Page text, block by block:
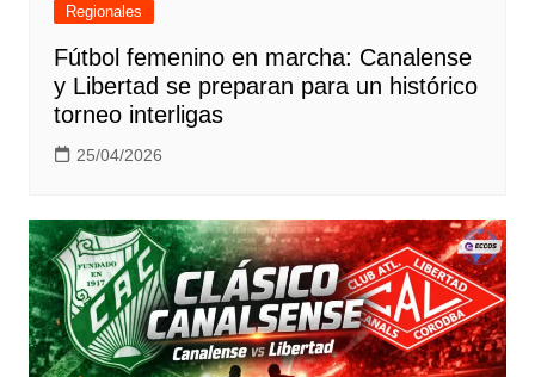
Regionales
Fútbol femenino en marcha: Canalense
y Libertad se preparan para un histórico
torneo interligas
25/04/2026